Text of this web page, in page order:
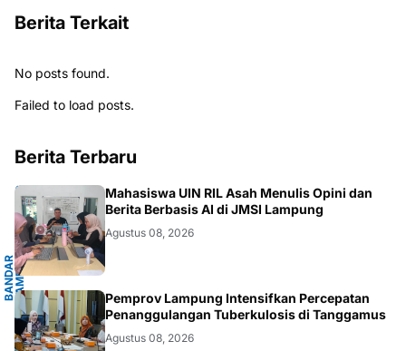
Berita Terkait
No posts found.
Failed to load posts.
Berita Terbaru
B
A
N
D
A
R
L
A
M
P
U
N
G
.
L
A
M
P
U
NG
Mahasiswa UIN RIL Asah Menulis Opini dan
Berita Berbasis AI di JMSI Lampung
Agustus 08, 2026
.LAMPUNG
Pemprov Lampung Intensifkan Percepatan
Penanggulangan Tuberkulosis di Tanggamus
Agustus 08, 2026